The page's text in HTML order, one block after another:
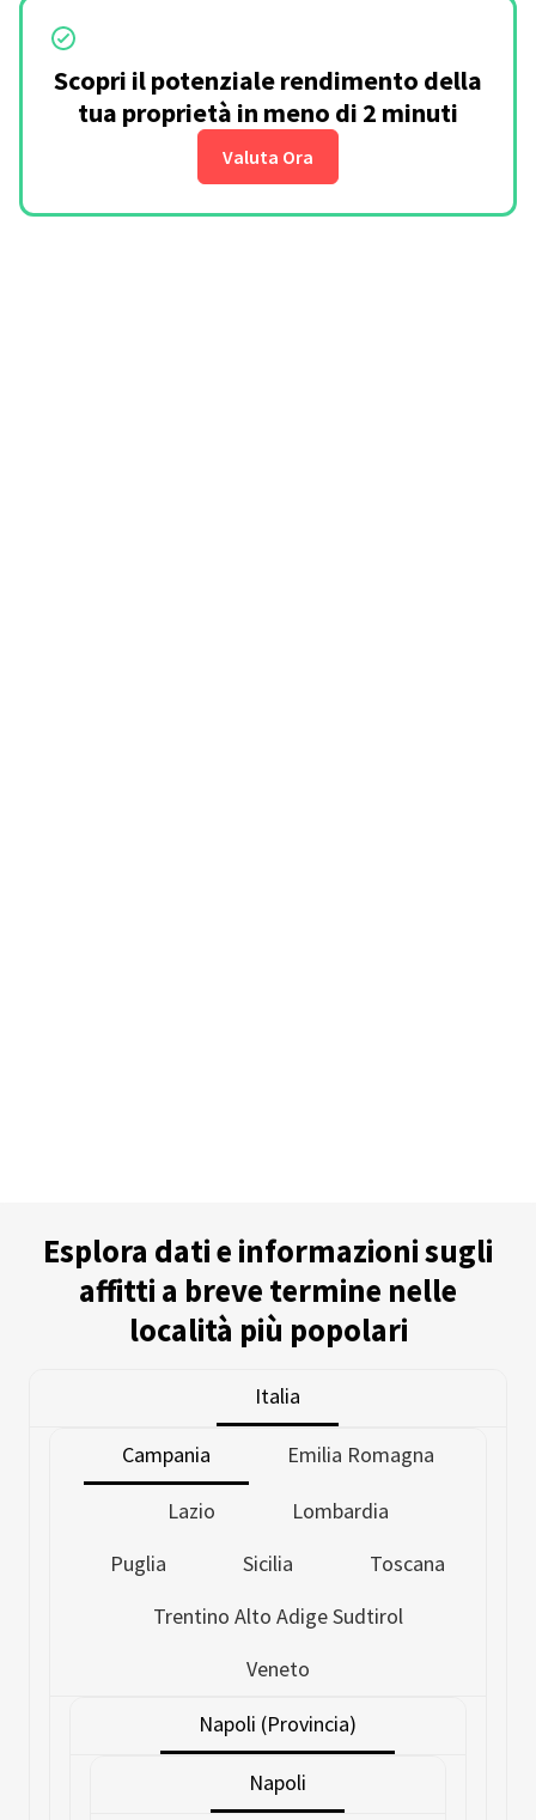
Scopri il potenziale rendimento della
tua proprietà in meno di 2 minuti
Valuta Ora
Esplora dati e informazioni sugli
affitti a breve termine nelle
località più popolari
Italia
Campania Emilia Romagna
Lazio
Lombardia
Puglia
Sicilia
Toscana
Trentino Alto Adige Sudtirol
Veneto
Napoli (Provincia)
Napoli